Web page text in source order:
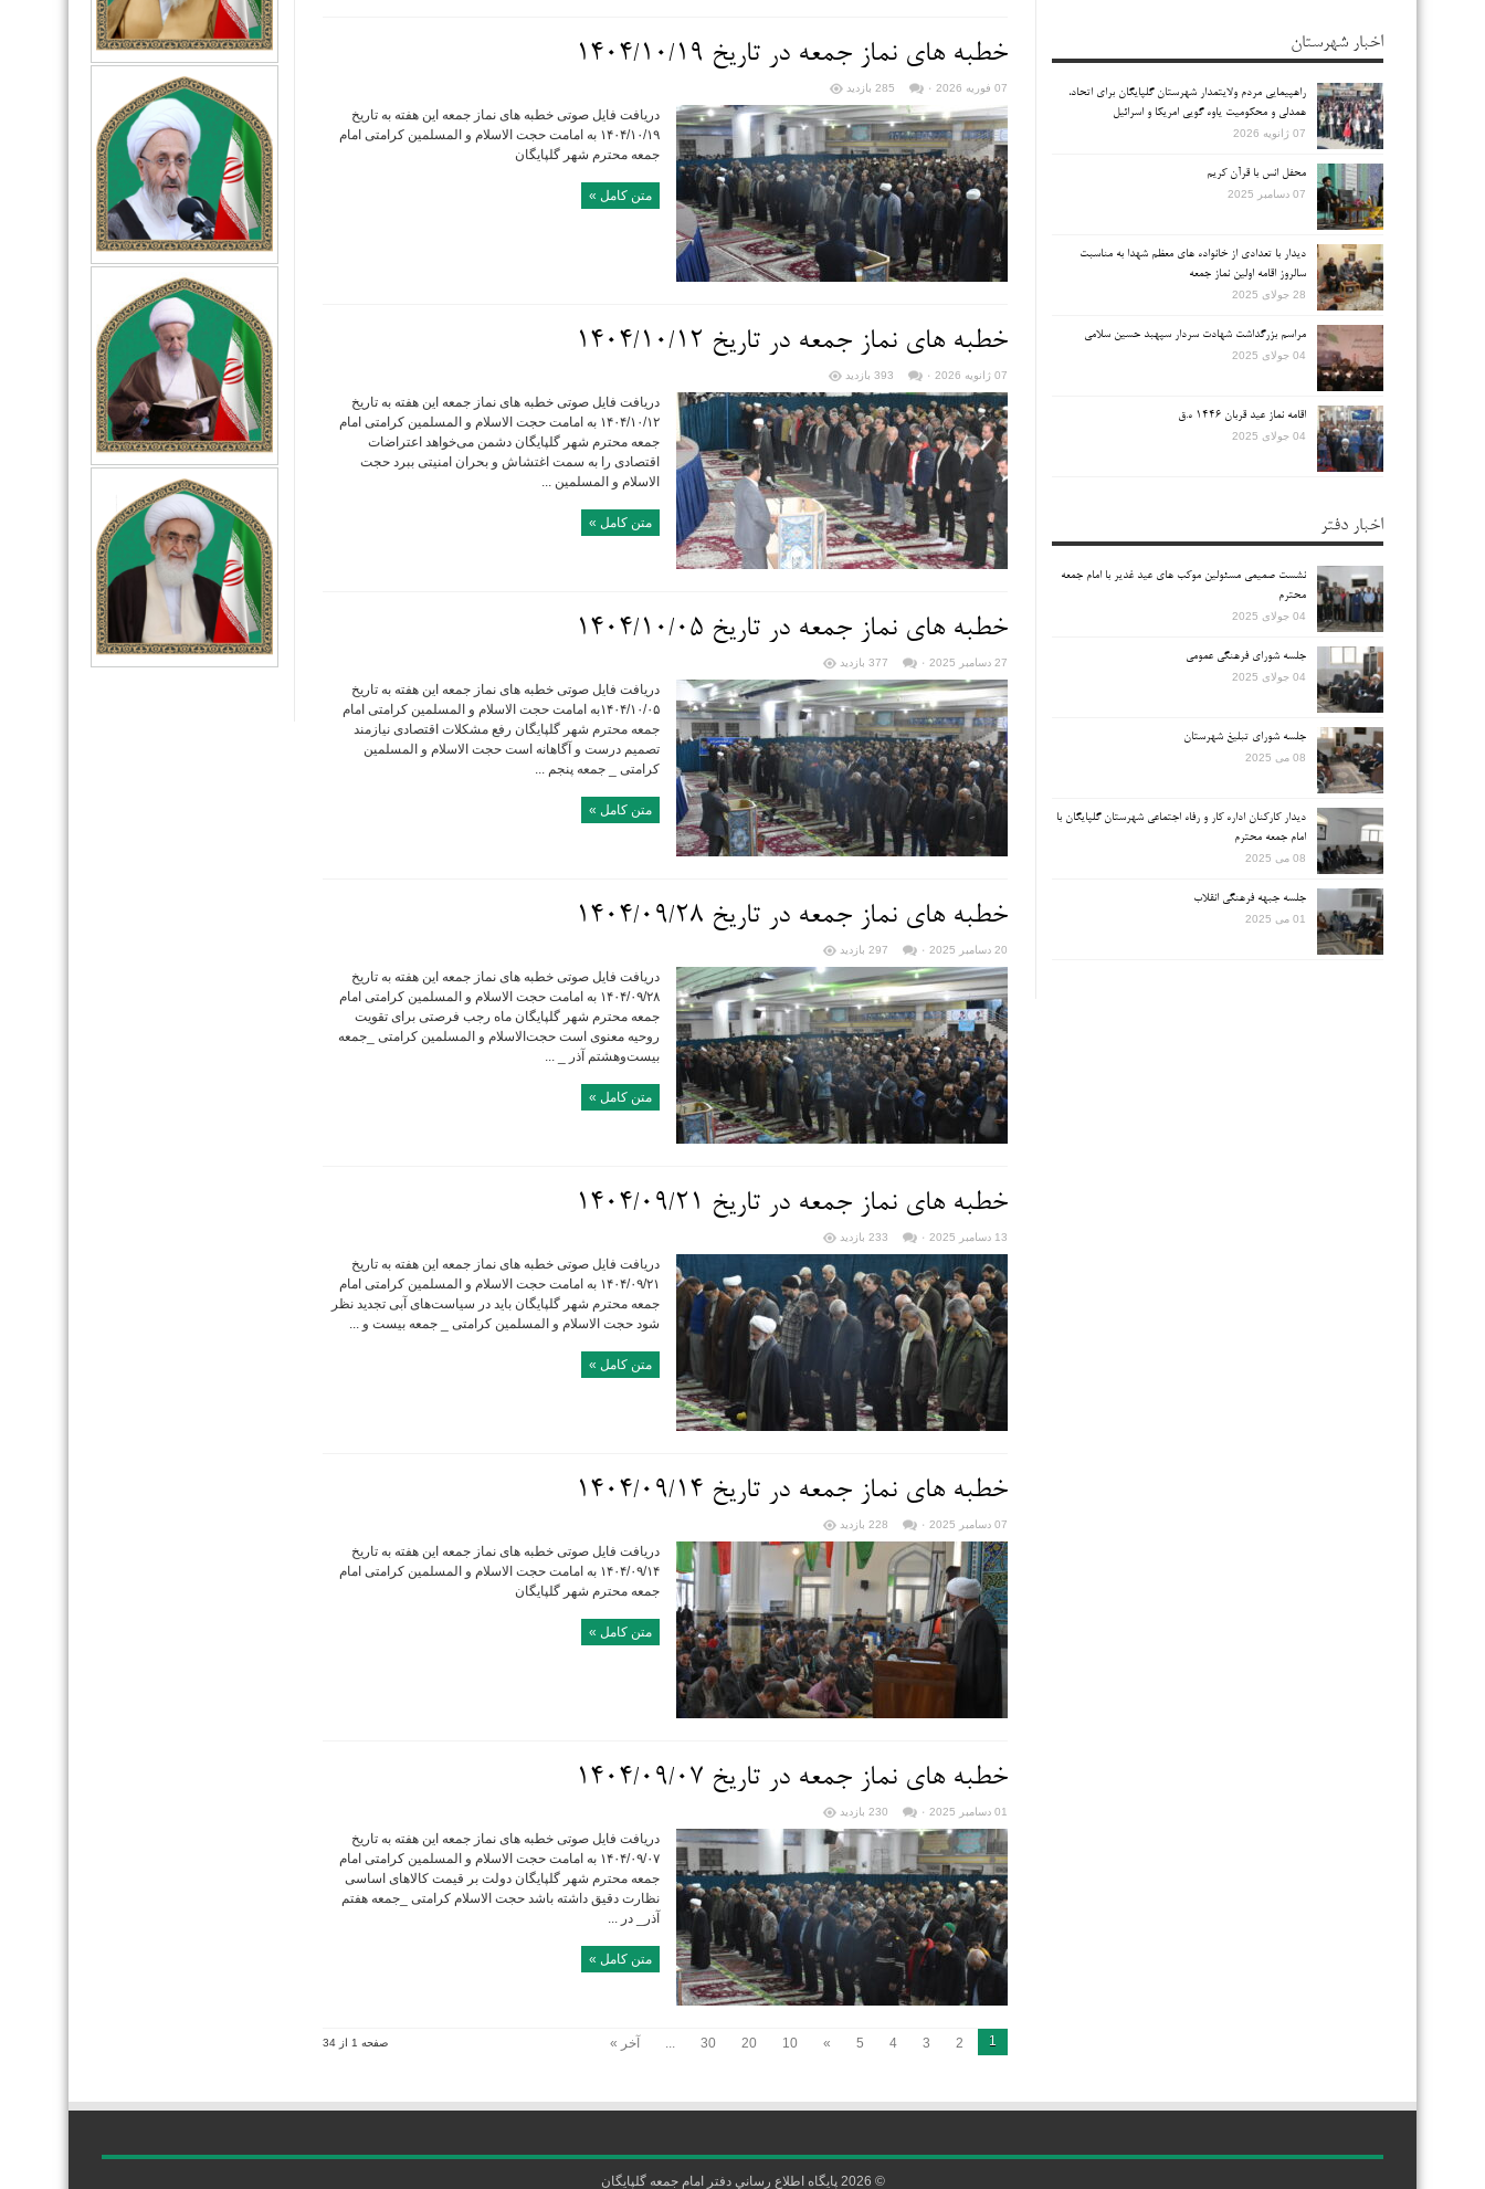
خطبه های نماز جمعه در تاریخ ۱۴۰۴/۱۰/۱۹
07 فوریه 2026 ۰ 285 بازدید
دریافت فایل صوتی خطبه های نماز جمعه این هفته به تاریخ
۱۴۰۴/۱۰/۱۹ به امامت حجت الاسلام و المسلمین کرامتی امام
جمعه محترم شهر گلپایگان
متن کامل »
خطبه های نماز جمعه در تاریخ ۱۴۰۴/۱۰/۱۲
07 ژانویه 2026 ۰ 393 بازدید
دریافت فایل صوتی خطبه های نماز جمعه این هفته به تاریخ
۱۴۰۴/۱۰/۱۲ به امامت حجت الاسلام و المسلمین کرامتی امام
جمعه محترم شهر گلپایگان دشمن می‌خواهد اعتراضات
اقتصادی را به سمت اغتشاش و بحران امنیتی ببرد حجت
الاسلام و المسلمین ...
متن کامل »
خطبه های نماز جمعه در تاریخ ۱۴۰۴/۱۰/۰۵
27 دسامبر 2025 ۰ 377 بازدید
دریافت فایل صوتی خطبه های نماز جمعه این هفته به تاریخ
۱۴۰۴/۱۰/۰۵به امامت حجت الاسلام و المسلمین کرامتی امام
جمعه محترم شهر گلپایگان رفع مشکلات اقتصادی نیازمند
تصمیم درست و آگاهانه است حجت‌ الاسلام و المسلمین
کرامتی _ جمعه پنجم ...
متن کامل »
خطبه های نماز جمعه در تاریخ ۱۴۰۴/۰۹/۲۸
20 دسامبر 2025 ۰ 297 بازدید
دریافت فایل صوتی خطبه های نماز جمعه این هفته به تاریخ
۱۴۰۴/۰۹/۲۸ به امامت حجت الاسلام و المسلمین کرامتی امام
جمعه محترم شهر گلپایگان ماه رجب فرصتی برای تقویت
روحیه معنوی است حجت‌الاسلام و المسلمین کرامتی _جمعه
بیست‌وهشتم آذر _ ...
متن کامل »
خطبه های نماز جمعه در تاریخ ۱۴۰۴/۰۹/۲۱
13 دسامبر 2025 ۰ 233 بازدید
دریافت فایل صوتی خطبه های نماز جمعه این هفته به تاریخ
۱۴۰۴/۰۹/۲۱ به امامت حجت الاسلام و المسلمین کرامتی امام
جمعه محترم شهر گلپایگان باید در سیاست‌های آبی تجدید نظر
شود حجت الاسلام و المسلمین کرامتی _ جمعه بیست و ...
متن کامل »
خطبه های نماز جمعه در تاریخ ۱۴۰۴/۰۹/۱۴
07 دسامبر 2025 ۰ 228 بازدید
دریافت فایل صوتی خطبه های نماز جمعه این هفته به تاریخ
۱۴۰۴/۰۹/۱۴ به امامت حجت الاسلام و المسلمین کرامتی امام
جمعه محترم شهر گلپایگان
متن کامل »
خطبه های نماز جمعه در تاریخ ۱۴۰۴/۰۹/۰۷
01 دسامبر 2025 ۰ 230 بازدید
دریافت فایل صوتی خطبه های نماز جمعه این هفته به تاریخ
۱۴۰۴/۰۹/۰۷ به امامت حجت الاسلام و المسلمین کرامتی امام
جمعه محترم شهر گلپایگان دولت بر قیمت کالاهای اساسی
نظارت دقیق داشته باشد حجت الاسلام کرامتی _جمعه هفتم
آذر_ در ...
متن کامل »
صفحه 1 از 34 1
2
3
4
5
»
10
20
30
... آخر »
اخبار شهرستان
راهپیمایی مردم ولایتمدار شهرستان گلپایگان برای اتحاد،
همدلی و محکومیت یاوه گویی امریکا و اسرائیل
07 ژانویه 2026
محفل انس با قرآن کریم
07 دسامبر 2025
دیدار با تعدادی از خانواده های معظم شهدا به مناسبت
سالروز اقامه اولین نماز جمعه
28 جولای 2025
مراسم بزرگداشت شهادت سردار سپهبد حسین سلامی
04 جولای 2025
اقامه نماز عید قربان ۱۴۴۶ ه.ق
04 جولای 2025
اخبار دفتر
نشست صمیمی مسئولین موکب های عید غدیر با امام جمعه
محترم
04 جولای 2025
جلسه شورای فرهنگی عمومی
04 جولای 2025
جلسه شورای تبلیغ شهرستان
08 می 2025
دیدار کارکنان اداره کار و رفاه اجتماعی شهرستان گلپایگان با
امام جمعه محترم
08 می 2025
جلسه جبهه فرهنگی انقلاب
01 می 2025
© 2026 پايگاه اطلاع رساني دفتر امام جمعه گلپايگان